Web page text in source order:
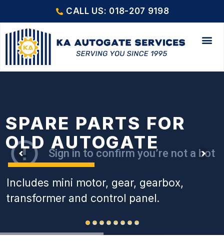
CALL US: 018-207 9198
SPARE PARTS FOR
OLD AUTOGATE
Includes mini motor, gear, gearbox,
transformer and control panel.